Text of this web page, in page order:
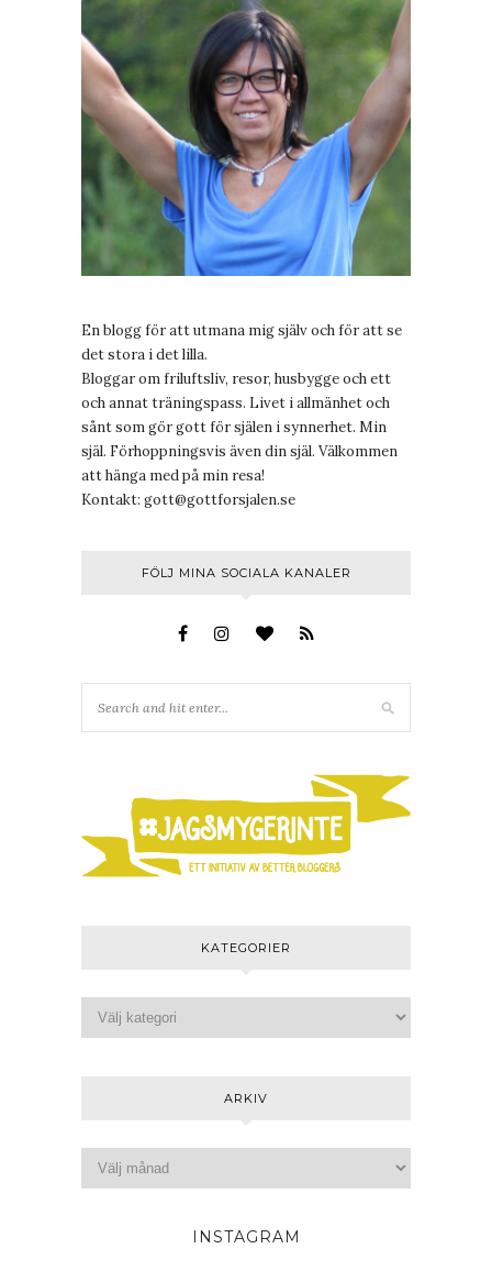
En blogg för att utmana mig själv och för att se
det stora i det lilla.
Bloggar om friluftsliv, resor, husbygge och ett
och annat träningspass. Livet i allmänhet och
sånt som gör gott för själen i synnerhet. Min
själ. Förhoppningsvis även din själ. Välkommen
att hänga med på min resa!
Kontakt: gott@gottforsjalen.se
FÖLJ MINA SOCIALA KANALER
KATEGORIER
ARKIV
INSTAGRAM